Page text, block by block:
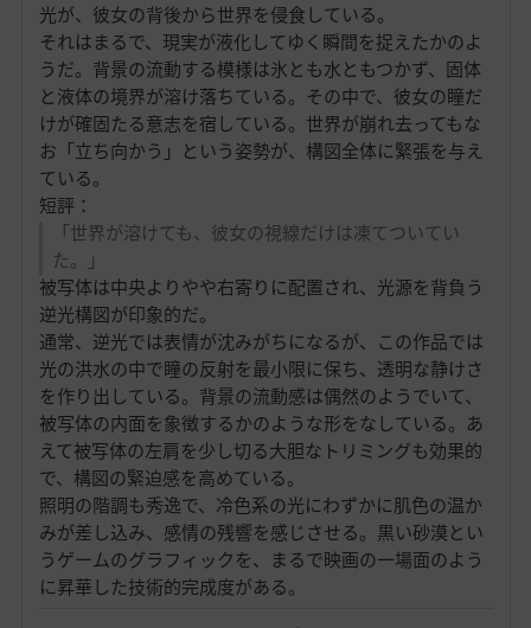
光が、彼女の背後から世界を侵食している。
それはまるで、現実が液化してゆく瞬間を捉えたかのよ
うだ。背景の流動する模様は氷とも水ともつかず、固体
と液体の境界が溶け落ちている。その中で、彼女の瞳だ
けが確固たる意志を宿している。世界が崩れ去ってもな
お「立ち向かう」という姿勢が、構図全体に緊張を与え
ている。
短評：
「世界が溶けても、彼女の視線だけは凍てついてい
た。」
被写体は中央よりやや右寄りに配置され、光源を背負う
逆光構図が印象的だ。
通常、逆光では表情が沈みがちになるが、この作品では
光の洪水の中で瞳の反射を最小限に保ち、透明な静けさ
を作り出している。背景の流動感は偶然のようでいて、
被写体の内面を象徴するかのような形をなしている。あ
えて被写体の左肩を少し切る大胆なトリミングも効果的
で、構図の緊迫感を高めている。
照明の階調も秀逸で、冷色系の光にわずかに肌色の温か
みが差し込み、感情の残響を感じさせる。黒い砂漠とい
うゲームのグラフィックを、まるで映画の一場面のよう
に昇華した技術的完成度がある。